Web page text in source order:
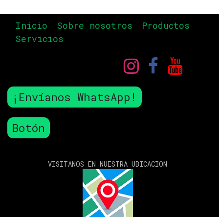
Inicio Sobre nosotros
Productos
Servicios
¡Envíanos WhatsApp!
Botón
VISITANOS EN NUESTRA UBICACION